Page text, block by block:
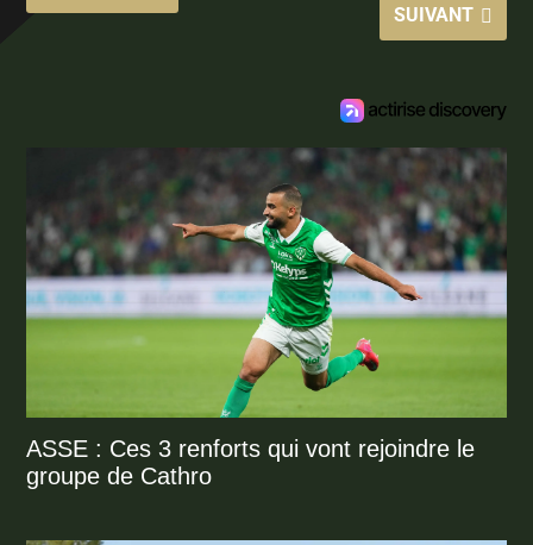
SUIVANT
ASSE : Ces 3 renforts qui vont rejoindre le
groupe de Cathro